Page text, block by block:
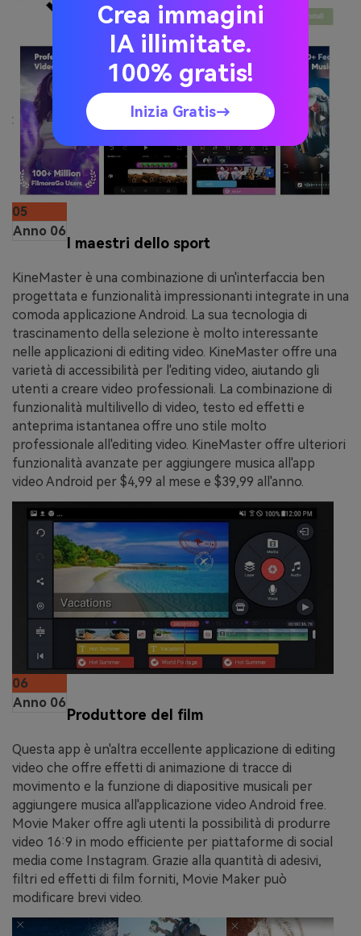
05
Anno 06
I maestri dello sport
KineMaster è una combinazione di un'interfaccia ben
progettata e funzionalità impressionanti integrate in una
comoda applicazione Android. La sua tecnologia di
trascinamento della selezione è molto interessante
nelle applicazioni di editing video. KineMaster offre una
varietà di accessibilità per l'editing video, aiutando gli
utenti a creare video professionali. La combinazione di
funzionalità multilivello di video, testo ed effetti e
anteprima istantanea offre uno stile molto
professionale all'editing video. KineMaster offre ulteriori
funzionalità avanzate per aggiungere musica all'app
video Android per $4,99 al mese e $39,99 all'anno.
06
Anno 06
Produttore del film
Questa app è un'altra eccellente applicazione di editing
video che offre effetti di animazione di tracce di
movimento e la funzione di diapositive musicali per
aggiungere musica all'applicazione video Android free.
Movie Maker offre agli utenti la possibilità di produrre
video 16:9 in modo efficiente per piattaforme di social
media come Instagram. Grazie alla quantità di adesivi,
filtri ed effetti di film forniti, Movie Maker può
modificare brevi video.
Crea immagini
IA illimitate.
100% gratis!
Inizia Gratis→